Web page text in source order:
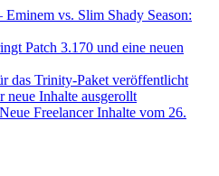
vs. Slim Shady Season:
Patch 3.170 und eine neuen
das Trinity-Paket veröffentlicht
neue Inhalte ausgerollt
Freelancer Inhalte vom 26.